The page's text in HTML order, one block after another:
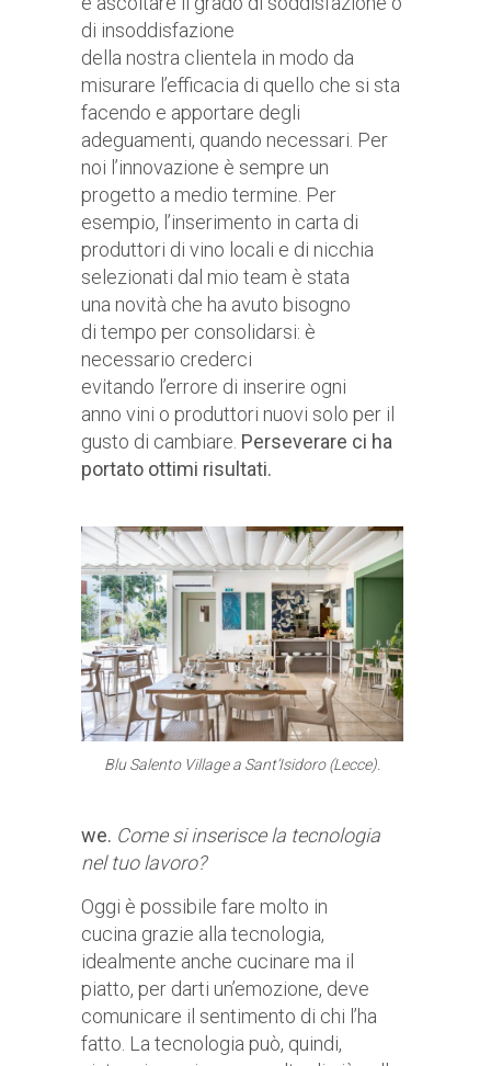
di insoddisfazione
della nostra clientela in modo da
misurare l’efficacia di quello che si sta
facendo e apportare degli
adeguamenti, quando necessari. Per
noi l’innovazione è sempre un
progetto a medio termine. Per
esempio, l’inserimento in carta di
produttori di vino locali e di nicchia
selezionati dal mio team è stata
una novità che ha avuto bisogno
di tempo per consolidarsi: è
necessario crederci
evitando l’errore di inserire ogni
anno vini o produttori nuovi solo per il
gusto di cambiare. Perseverare ci ha
portato ottimi risultati.
Blu Salento Village a Sant’Isidoro (Lecce).
we. Come si inserisce la tecnologia
nel tuo lavoro?
Oggi è possibile fare molto in
cucina grazie alla tecnologia,
idealmente anche cucinare ma il
piatto, per darti un’emozione, deve
comunicare il sentimento di chi l’ha
fatto. La tecnologia può, quindi,